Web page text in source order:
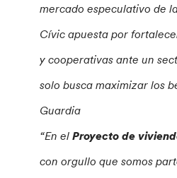
mercado especulativo de
Cívic apuesta por
y cooperativas ante un
solo busca maximizar los
Guardia
“En elProyecto de
con orgullo que somos